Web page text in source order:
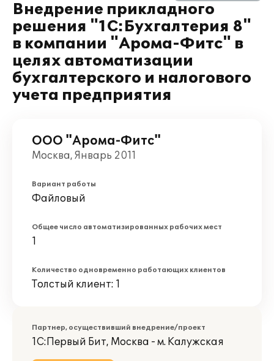
Внедрение прикладного
решения "1С:Бухгалтерия 8"
в компании "Арома-Фитс" в
целях автоматизации
бухгалтерского и налогового
учета предприятия
ООО "Арома-Фитс"
Москва, Январь 2011
Вариант работы
Файловый
Общее число автоматизированных рабочих мест
1
Количество одновременно работающих клиентов
Толстый клиент: 1
Партнер, осуществивший внедрение/проект
1С:Первый Бит, Москва - м. Калужская